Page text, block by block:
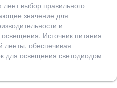
лент выбор правильного
значение для
и
Источник питания
ленты, обеспечивая
для освещения светодиодом